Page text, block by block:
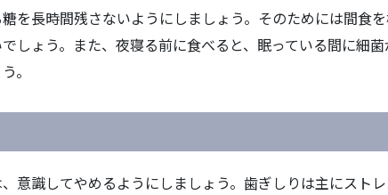
を長時間残さないようにしましょう。そのためには間食
しょう。また、夜寝る前に食べると、眠っている間に細
。
意識してやめるようにしましょう。歯ぎしりは主にスト